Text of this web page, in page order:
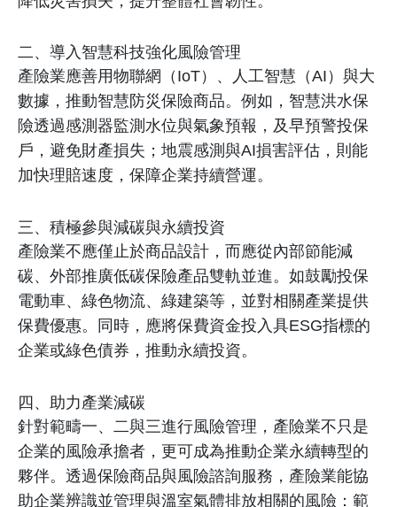
二、導入智慧科技強化風險管理
產險業應善用物聯網（ IoT）、人工智慧（AI ）與大
數據，推動智慧防災保險商品。例如，智慧洪水保
險透過感測器監測水位與氣象預報，及早預警投保
戶，避免財產損失；地震感測與AI損害評估，則能
加快理賠速度，保障企業持續營運。
三、積極參與減碳與永續投資
產險業不應僅止於商品設計，而應從內部節能減
碳、外部推廣低碳保險產品雙軌並進。如鼓勵投保
電動車、綠色物流、綠建築等，並對相關產業提供
保費優惠。同時，應將保費資金投入具ESG指標的
企業或綠色債券，推動永續投資。
四、助力產業減碳
針對範疇一、二與三進行風險管理，產險業不只是
企業的風險承擔者，更可成為推動企業永續轉型的
夥伴。透過保險商品與風險諮詢服務，產險業能協
助企業辨識並管理與溫室氣體排放相關的風險：範